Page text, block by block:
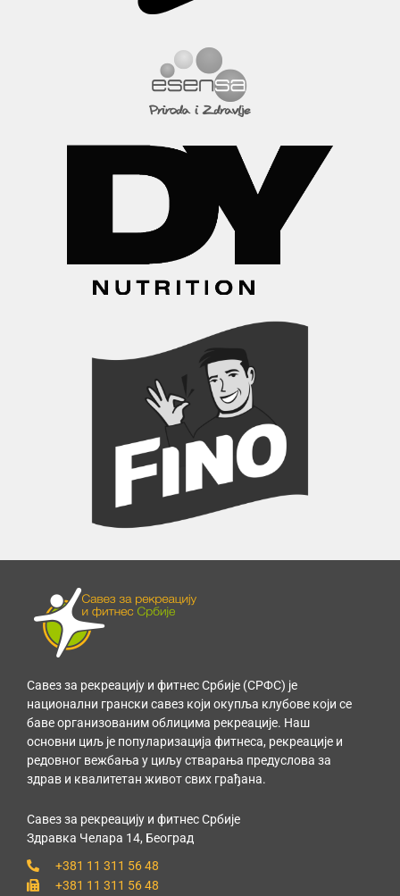
Савез за рекреацију и фитнес Србије (СРФС) је
национални грански савез који окупља клубове који се
баве организованим облицима рекреације. Наш
основни циљ је популаризација фитнеса, рекреације и
редовног вежбања у циљу стварања предуслова за
здрав и квалитетан живот свих грађана.
Савез за рекреацију и фитнес Србије
Здравка Челара 14, Београд
+381 11 311 56 48
+381 11 311 56 48